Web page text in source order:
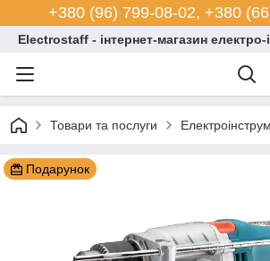
+380 (96) 799-08-02, +380
Electrostaff - інтернет-магазин
Товари та послуги
Подарунок